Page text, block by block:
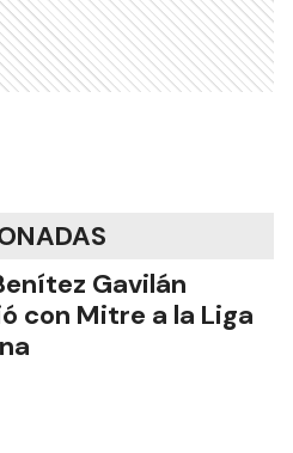
Gavilán
con Mitre a la Liga